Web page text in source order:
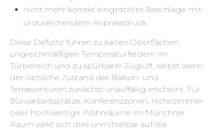
nicht mehr korrekt eingestellte Beschläge mit
unzureichendem Anpressdruck.
Diese Defizite führen zu kalten Oberflächen,
ungleichmäßigen Temperaturfeldern im
Türbereich und zu spürbarer Zugluft, selbst wenn
der optische Zustand der Balkon- und
Terrassentüren zunächst unauffällig erscheint. Für
Büroarbeitsplätze, Konferenzzonen, Hotelzimmer
oder hochwertige Wohnräume im Münchner
Raum wirkt sich dies unmittelbar auf die